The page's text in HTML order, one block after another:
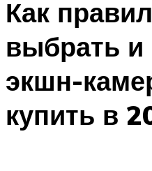
Как
выбрать и
экшн-
купить в